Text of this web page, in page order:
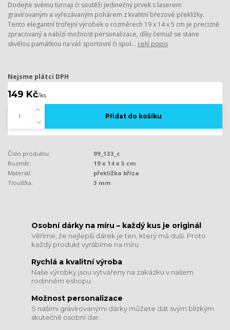
Dodejte svému turnaji či soutěži jedinečný prvek s laserem
gravírovaným a vyřezávaným pohárem z kvalitní březové překližky.
Tento elegantní trofejní výrobek o rozměrech 19 x 14 x 5 cm je precizně
zpracovaný a nabízí možnost personalizace, díky čemuž se stane
skvělou památkou na váš sportovní či spol... celý popis
Nejsme plátci DPH
149 Kč/ks
Přidat do košíku
Číslo produktu:
99_133_c
Rozměr:
19 x 14 x 5 cm
Materiál:
překližka bříza
Tloušťka:
3 mm
​​​​​​​Osobní dárky na míru – každý kus je originál
Věříme, že nejlepší dárek je ten, který má duši. Proto
každý produkt vyrábíme na míru
Rychlá a kvalitní výroba
Naše výrobky jsou vytvářeny na zakázku v našem
rodinném eshopu
Možnost personalizace
S našimi gravírovanými dárky můžete dát svým blízkým
skutečně osobní dar.